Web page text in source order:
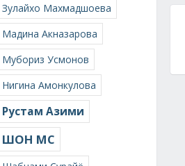
Зулайхо Махмадшоева
Мадина Акназарова
Мубориз Усмонов
Нигина Амонкулова
Рустам Азими
ШОН МС